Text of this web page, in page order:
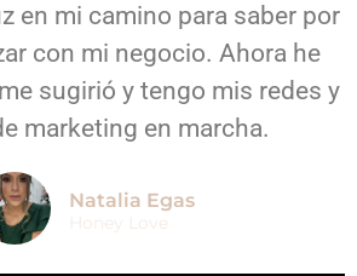
en mi camino para saber por
con mi negocio. Ahora he
sugirió y tengo mis redes y
marketing en marcha.
Natalia Egas
Honey Love